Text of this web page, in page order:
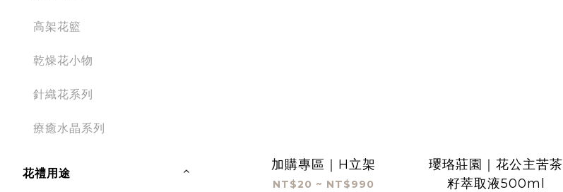
高架花籃
乾燥花小物
針織花系列
療癒水晶系列
花禮用途
加購專區｜H立架
NT$20 ~ NT$990
瓔珞莊園｜花公主苦茶
籽萃取液500ml